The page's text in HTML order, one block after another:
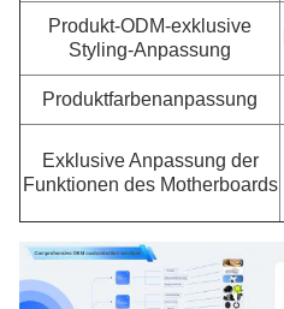
Produkt-ODM-exklusive
Styling-Anpassung
Produktfarbenanpassung
Exklusive Anpassung der
Funktionen des Motherboards